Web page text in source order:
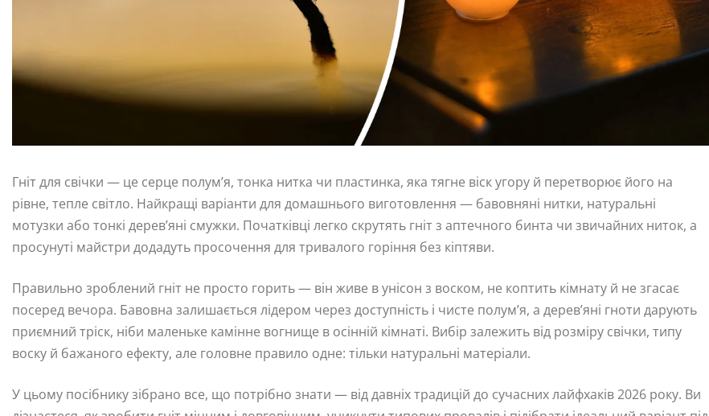
Гніт для свічки — це серце полум’я, тонка нитка чи пластинка, яка тягне віск угору й перетворює його на
рівне, тепле світло. Найкращі варіанти для домашнього виготовлення — бавовняні нитки, натуральні
мотузки або тонкі дерев’яні смужки. Початківці легко скрутять гніт з аптечного бинта чи звичайних ниток, а
просунуті майстри додадуть просочення для тривалого горіння без кіптяви.
Правильно зроблений гніт не просто горить — він живе в унісон з воском, не коптить кімнату й не згасає
посеред вечора. Бавовна залишається лідером через доступність і чисте полум’я, а дерев’яні гноти дарують
приємний тріск, ніби маленьке камінне вогнище в осінній кімнаті. Вибір залежить від розміру свічки, типу
воску й бажаного ефекту, але головне правило одне: тільки натуральні матеріали.
У цьому посібнику зібрано все, що потрібно знати — від давніх традицій до сучасних лайфхаків 2026 року. Ви